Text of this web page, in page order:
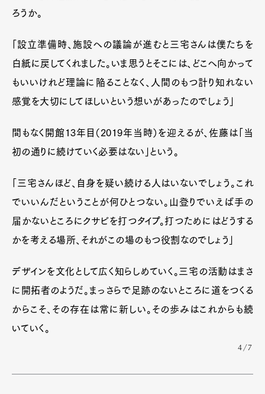
ろうか。
「設立準備時、施設への議論が進むと三宅さんは僕たちを
白紙に戻してくれました。いま思うとそこには、どこへ向かって
もいいけれど理論に陥ることなく、人間のもつ計り知れない
感覚を大切にしてほしいという想いがあったのでしょう」
間もなく開館13年目（2019年当時）を迎えるが、佐藤は「当
初の通りに続けていく必要はない」という。
「三宅さんほど、自身を疑い続ける人はいないでしょう。これ
でいいんだということが何ひとつない。山登りでいえば手の
届かないところにクサビを打つタイプ。打つためにはどうする
かを考える場所、それがこの場のもつ役割なのでしょう」
デザインを文化として広く知らしめていく。三宅の活動はまさ
に開拓者のようだ。まっさらで足跡のないところに道をつくる
からこそ、その存在は常に新しい。その歩みはこれからも続
いていく。
4/7